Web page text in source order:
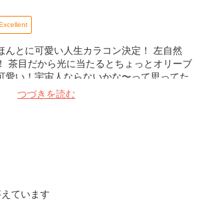
んとに可愛い人生カラコン決定！ 左自然
茶目だから光に当たるとちょっとオリーブ
愛い！宇宙人ならないかな〜って思ってた
くちゃ馴染んだし、むしろもう少し大きく
ぐらいでした！太フチだけどじゅわってし
！ぜったい買って！
つづきを読む
ています